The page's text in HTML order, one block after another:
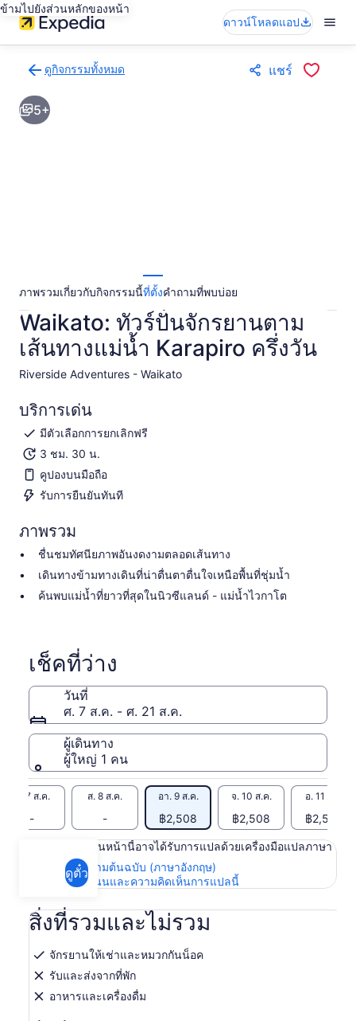
ข้ามไปยังส่วนหลักของหน้า
ดาวน์โหลดแอป
ดูกิจกรรมทั้งหมด
ไป
ยัง
หน้า
แชร์
5+
ภาพรวมเกี่ยวกับกิจกรรมนี้ที่ตั้งคำถามที่พบบ่อย
Waikato: ทัวร์ปั่นจักรยานตาม
เส้นทางแม่น้ำ Karapiro ครึ่งวัน
Riverside Adventures - Waikato​
บริการเด่น
มีตัวเลือกการยกเลิกฟรี
3 ชม. 30 น.
คูปองบนมือถือ
รับการยืนยันทันที
ภาพรวม
ชื่นชมทัศนียภาพอันงดงามตลอดเส้นทาง
เดินทางข้ามทางเดินที่น่าตื่นตาตื่นใจเหนือพื้นที่ชุ่มน้ำ
ค้นพบแม่น้ำที่ยาวที่สุดในนิวซีแลนด์ - แม่น้ำไวกาโต
เช็คที่ว่าง
วันที่
ศ. 7 ส.ค. - ศ. 21 ส.ค.
ผู้เดินทาง
ผู้ใหญ่ 1 คน
ศ. 7 ส.ค.
-
ส. 8 ส.ค.
-
อา. 9 ส.ค.
฿2,508
จ. 10 ส.ค.
฿2,508
อ. 11 ส.ค.
฿2,508
ดูตั๋ว
เนื้อหาในหน้านี้อาจได้รับการแปลด้วยเครื่องมือแปลภาษา
ดูข้อความต้นฉบับ (ภาษาอังกฤษ)
ให้คะแนนและความคิดเห็นการแปลนี้
แท็บ
สิ่งที่รวมและไม่รวม
จักรยานให้เช่าและหมวกกันน็อค
รับและส่งจากที่พัก
อาหารและเครื่องดื่ม